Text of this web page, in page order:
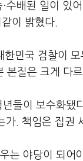
수배된 일이 있
이 밝혔다.
한민국 검찰이
본질은 크게 다
들이 보수화됐
가. 책임은 집권
는 야당이 되어